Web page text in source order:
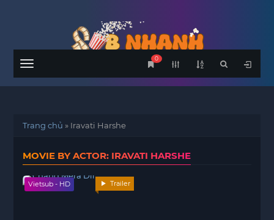
Menu
0
Trang chủ » Iravati Harshe
MOVIE BY ACTOR: IRAVATI HARSHE
Vietsub - HD Trailer